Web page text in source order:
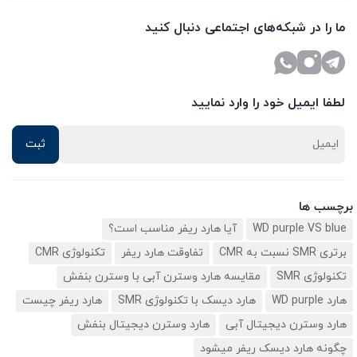
ما را در شبکه‌های اجتماعی دنبال کنید
لطفا ایمیل خود را وارد نمایید
برچسب ها
WD purple VS blue
آیا هارد ریفر مناسب است؟
برتری SMR نسبت به CMR
تفاوقت هارد ریفر
تکنولوژی CMR
تکنولوژی SMR
مقایسه هارد وسترن آبی با وسترن بنفش
هارد WD purple
هارد دیسک با تکنولوژی SMR
هارد ریفر چیست
هارد وسترن دیجیتال آبی
هارد وسترن دیجیتال بنفش
چگونه هارد دیسک ریفر میشود